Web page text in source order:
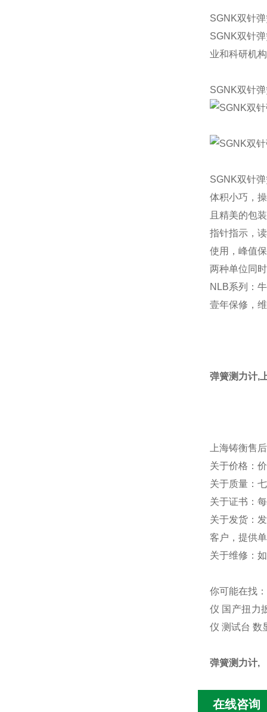
SGNK双针
SGNK双针
业和科研机
SGNK双针
SGNK双针
体积小巧，
且精美的包
指针指示，
使用，峰值
两种单位同
NLB系列：
壹年保修，
弹簧测力计,
上海铸衡售
关于价格：
关于质量：
关于证书：
关于发货：
客户，提供
关于维修：
你可能在找
仪 国产扭力
仪 测试台 数
弹簧测力计,
在线咨询